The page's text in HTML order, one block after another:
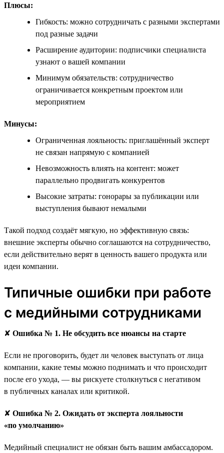
Плюсы:
Гибкость: можно сотрудничать с разными экспертами
под разные задачи
Расширение аудитории: подписчики специалиста
узнают о вашей компании
Минимум обязательств: сотрудничество
ограничивается конкретным проектом или
мероприятием
Минусы:
Ограниченная лояльность: приглашённый эксперт
не связан напрямую с компанией
Невозможность влиять на контент: может
параллельно продвигать конкурентов
Высокие затраты: гонорары за публикации или
выступления бывают немалыми
Такой подход создаёт мягкую, но эффективную связь:
внешние эксперты обычно соглашаются на сотрудничество,
если действительно верят в ценность вашего продукта или
идеи компании.
Типичные ошибки при работе
с медийными сотрудниками
✘ Ошибка № 1. Не обсудить все нюансы на старте
Если не проговорить, будет ли человек выступать от лица
компании, какие темы можно поднимать и что происходит
после его ухода, — вы рискуете столкнуться с негативом
в публичных каналах или критикой.
✘ Ошибка № 2. Ожидать от эксперта лояльности
«по умолчанию»
Медийный специалист не обязан быть вашим амбассадором.